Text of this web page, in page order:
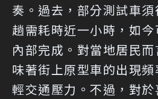
奏。過去，部分測試車
趟需耗時近一小時，如
內部完成。對當地居民
味著街上原型車的出現
輕交通壓力。不過，對